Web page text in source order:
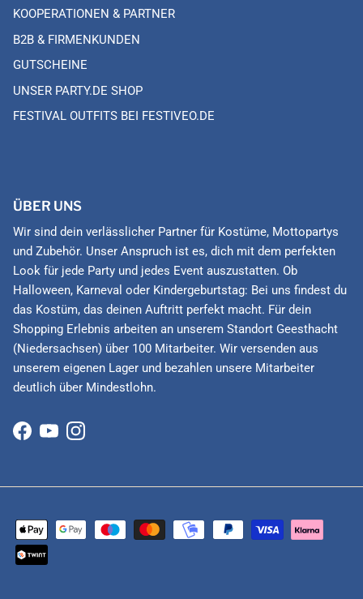
KOOPERATIONEN & PARTNER
B2B & FIRMENKUNDEN
GUTSCHEINE
UNSER PARTY.DE SHOP
FESTIVAL OUTFITS BEI FESTIVEO.DE
ÜBER UNS
Wir sind dein verlässlicher Partner für Kostüme, Mottopartys
und Zubehör. Unser Anspruch ist es, dich mit dem perfekten
Look für jede Party und jedes Event auszustatten. Ob
Halloween, Karneval oder Kindergeburtstag: Bei uns findest du
das Kostüm, das deinen Auftritt perfekt macht. Für dein
Shopping Erlebnis arbeiten an unserem Standort Geesthacht
(Niedersachsen) über 100 Mitarbeiter. Wir versenden aus
unserem eigenen Lager und bezahlen unsere Mitarbeiter
deutlich über Mindestlohn.
Facebook
YouTubeInstagram